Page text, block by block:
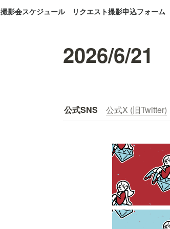
撮影会スケジュール リクエスト撮影申込フォーム
2026/6/21
公式SNS 公式X (旧Twitter)